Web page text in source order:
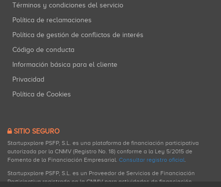
Términos y condiciones del servicio
Política de reclamaciones
Política de gestión de conflictos de interés
Código de conducta
Información básica para el cliente
Privacidad
Política de Cookies
SITIO SEGURO
Startupxplore PSFP, S.L. es una plataforma de financiación participativa
autorizada por la CNMV (Registro No. 18) conforme a la Ley 5/2015 de
Fomento de la Financiación Empresarial. Consultar registro oficial.
Startupxplore PSFP, S.L. es un Proveedor de Servicios de Financiación
Participativa registrado en la CNMV para actividades de financiación